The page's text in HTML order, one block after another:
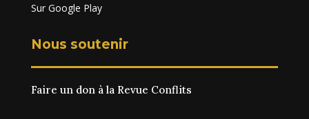
Sur Google Play
Nous soutenir
Faire un don à la Revue Conflits